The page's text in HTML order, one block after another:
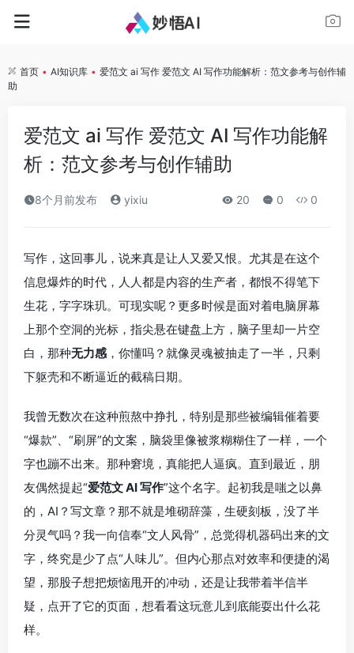
首页 • AI知识库 • 爱范文 ai 写作 爱范文 AI 写作功能解析：范文参考与创作辅
助
爱范文 ai 写作 爱范文 AI 写作功能解
析：范文参考与创作辅助
8个月前发布 yixiu 20 0 0
写作，这回事儿，说来真是让人又爱又恨。尤其是在这个
信息爆炸的时代，人人都是内容的生产者，都恨不得笔下
生花，字字珠玑。可现实呢？更多时候是面对着电脑屏幕
上那个空洞的光标，指尖悬在键盘上方，脑子里却一片空
白，那种无力感，你懂吗？就像灵魂被抽走了一半，只剩
下躯壳和不断逼近的截稿日期。
我曾无数次在这种煎熬中挣扎，特别是那些被编辑催着要
“爆款”、“刷屏”的文案，脑袋里像被浆糊糊住了一样，一个
字也蹦不出来。那种窘境，真能把人逼疯。直到最近，朋
友偶然提起“爱范文 AI 写作”这个名字。起初我是嗤之以鼻
的，AI？写文章？那不就是堆砌辞藻，生硬刻板，没了半
分灵气吗？我一向信奉“文人风骨”，总觉得机器码出来的文
字，终究是少了点“人味儿”。但内心那点对效率和便捷的渴
望，那股子想把烦恼甩开的冲动，还是让我带着半信半
疑，点开了它的页面，想看看这玩意儿到底能耍出什么花
样。